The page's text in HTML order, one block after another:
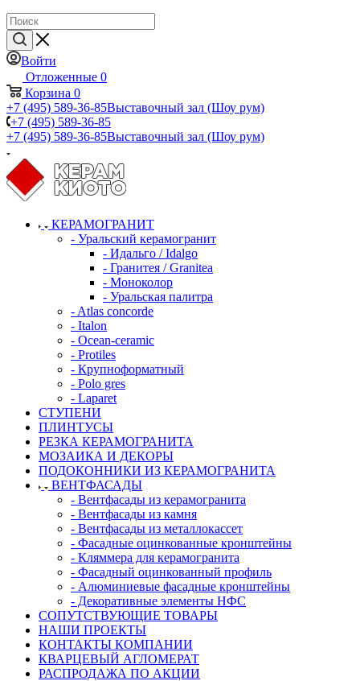
Войти
Отложенные 0
Корзина 0
+7 (495) 589-36-85Выставочный зал (Шоу рум)
+7 (495) 589-36-85
+7 (495) 589-36-85Выставочный зал (Шоу рум)
КЕРАМОГРАНИТ
- Уральский керамогранит
- Идальго / Idalgo
- Гранитея / Granitea
- Моноколор
- Уральская палитра
- Atlas concorde
- Italon
- Ocean-ceramic
- Protiles
- Крупноформатный
- Polo gres
- Laparet
СТУПЕНИ
ПЛИНТУСЫ
РЕЗКА КЕРАМОГРАНИТА
МОЗАИКА И ДЕКОРЫ
ПОДОКОННИКИ ИЗ КЕРАМОГРАНИТА
ВЕНТФАСАДЫ
- Вентфасады из керамогранита
- Вентфасады из камня
- Вентфасады из металлокассет
- Фасадные оцинкованные кронштейны
- Кляммера для керамогранита
- Фасадный оцинкованный профиль
- Алюминиевые фасадные кронштейны
- Декоративные элементы НФС
СОПУТСТВУЮЩИЕ ТОВАРЫ
НАШИ ПРОЕКТЫ
КОНТАКТЫ КОМПАНИИ
КВАРЦЕВЫЙ АГЛОМЕРАТ
РАСПРОДАЖА ПО АКЦИИ